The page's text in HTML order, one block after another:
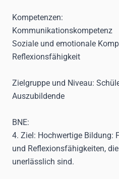
Kompetenzen:
Kommunikationskompetenz
Soziale und emotionale
Reflexionsfähigkeit
Zielgruppe und Niveau:
Auszubildende
BNE:
4. Ziel: Hochwertige Bildung:
und Reflexionsfähigkeiten,
unerlässlich sind.